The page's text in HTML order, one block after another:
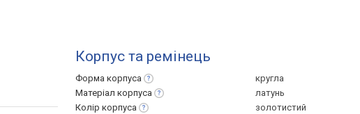
Корпус та ремінець
Форма корпуса
кругла
Матеріал корпуса
латунь
Колір корпуса
золотистий